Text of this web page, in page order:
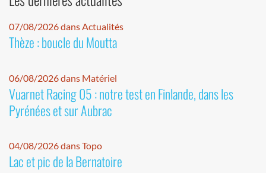
07/08/2026 dans Actualités
Thèze : boucle du Moutta
06/08/2026 dans Matériel
Vuarnet Racing 05 : notre test en Finlande, dans les
Pyrénées et sur Aubrac
04/08/2026 dans Topo
Lac et pic de la Bernatoire